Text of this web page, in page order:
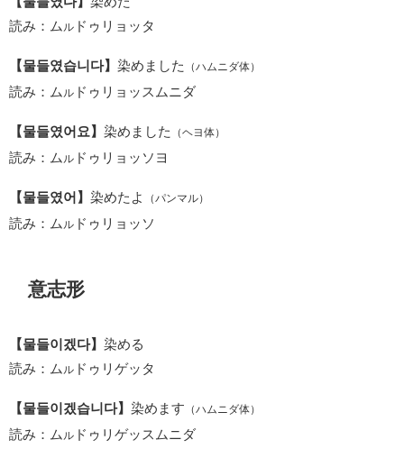
読み：ム ル ドゥリョッタ
【물들였습니다】 染めました （ハムニダ体）
読み：ム ル ドゥリョッスムニダ
【물들였어요】 染めました （ヘヨ体）
読み：ム ル ドゥリョッソヨ
【물들였어】 染めたよ （パンマル）
読み：ム ル ドゥリョッソ
意志形
【물들이겠다】 染める
読み：ム ル ドゥリゲッタ
【물들이겠습니다】 染めます （ハムニダ体）
読み：ム ル ドゥリゲッスムニダ